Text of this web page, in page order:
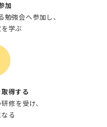
加
強会へ参加し、
学ぶ
得する
修を受け、
る